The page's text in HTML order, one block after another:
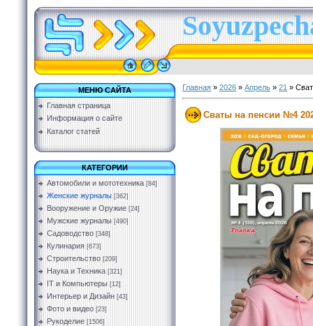
МЕНЮ САЙТА
Главная страница
Информация о сайте
Каталог статей
КАТЕГОРИИ
Автомобили и мототехника [84]
Женские журналы [362]
Вооружение и Оружие [24]
Мужские журналы [490]
Садоводство [348]
Кулинария [673]
Строительство [209]
Наука и Техника [321]
IT и Компьютеры [12]
Интерьер и Дизайн [43]
Фото и видео [23]
Рукоделие [1506]
Главная » 2026 » Апрель » 21 »
Сваты на пенсии №4